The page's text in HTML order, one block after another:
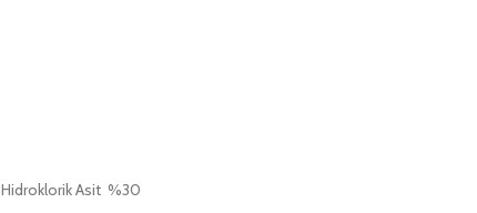
Hidroklorik Asit %30